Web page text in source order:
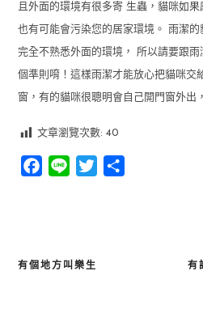
且外面的環境有很多寄 生蟲，貓咪如
也有可能會污染您的居家環境。 雨潔的
完全不熟悉外面的環境， 所以請要跟
個準則唷！這樣雨潔才能放心把貓咪交
窗，有的貓咪很聰明會自己開門窗外出
文章瀏覽次數: 40
Facebook
Line Twitter
文
有
有個地方叫樂生